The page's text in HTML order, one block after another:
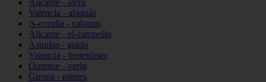
Alicante - alcoi
Valencia - alaquàs
A-coruña - cabanas
Alicante - el-campello
Asturias - grado
Valencia - benetússer
Ourense - verín
Girona - mieres